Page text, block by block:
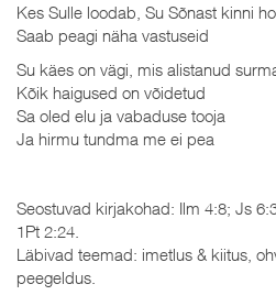
Kes Sulle loodab, Su Sõnast kinni
Saab peagi näha vastuseid
Su käes on vägi, mis alistanud
Kõik haigused on võidetud
Sa oled elu ja vabaduse tooja
Ja hirmu tundma me ei pea
Seostuvad kirjakohad: Ilm 4:8; Js
1Pt 2:24.
Läbivad teemad: imetlus & kiitus,
peegeldus.